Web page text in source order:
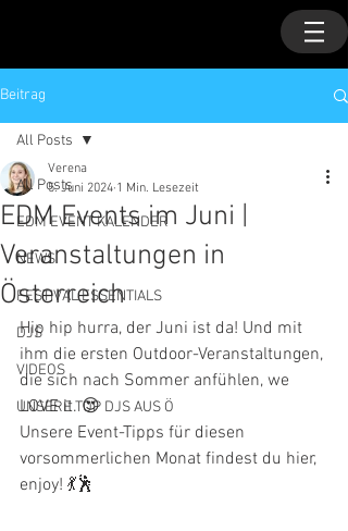
Beitrag
All Posts
EDM EVENT KALENDER
NEWS
FESTIVAL ESSENTIALS
DJS
VIDEOS
UNSERE TOP DJS AUS Ö
All Posts
EDM Events im Juni |
Veranstaltungen in
Österreich
Verena
5. Juni 2024 1 Min. Lesezeit
Hip hip hurra, der Juni ist da! Und mit
ihm die ersten Outdoor-Veranstaltungen,
die sich nach Sommer anfühlen, we
LOVE it. 😍
Unsere Event-Tipps für diesen
vorsommerlichen Monat findest du hier,
enjoy! 💃🕺